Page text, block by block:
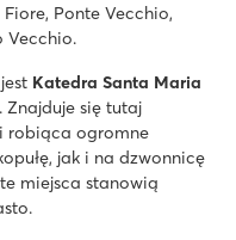
Ponte Vecchio,
Vecchio.
Katedra Santa Maria
. Znajduje się tutaj
robiąca ogromne
jak i na dzwonnicę
miejsca stanowią